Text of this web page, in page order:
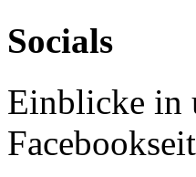
Socials
Einblicke in